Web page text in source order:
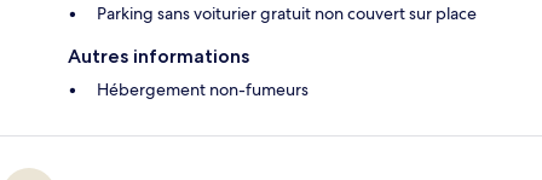
Parking sans voiturier gratuit non couvert sur place
Autres informations
Hébergement non-fumeurs